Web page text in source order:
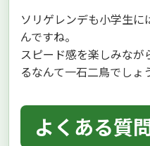
ソリゲレンデも小学生
んですね。
スピード感を楽しみな
るなんて一石二鳥でしょ
よくある質